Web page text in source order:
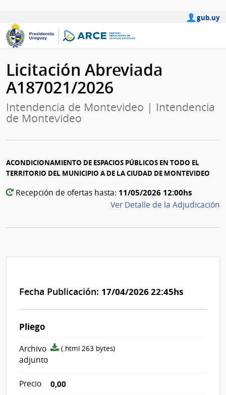
gub.uy
Licitación Abreviada
A187021/2026
Intendencia de Montevideo | Intendencia
de Montevideo
ACONDICIONAMIENTO DE ESPACIOS PÚBLICOS EN TODO EL
TERRITORIO DEL MUNICIPIO A DE LA CIUDAD DE MONTEVIDEO
Recepción de ofertas hasta: 11/05/2026 12:00hs
Ver Detalle de la Adjudicación
Fecha Publicación: 17/04/2026 22:45hs
Pliego
Archivo
adjunto
archivo
(.html 263 bytes)
Precio 0,00